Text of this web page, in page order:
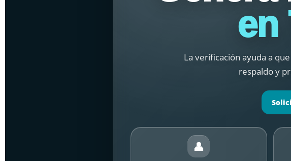
en
La verificación ayuda a
respaldo y
👤